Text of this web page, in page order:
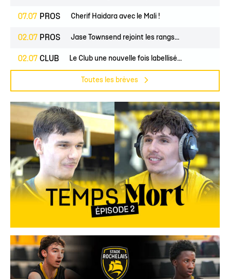
07.07 PROS Cherif Haidara avec le Mali !
02.07 PROS Jase Townsend rejoint les rangs...
02.07 CLUB Le Club une nouvelle fois labellisé...
Toutes les brèves